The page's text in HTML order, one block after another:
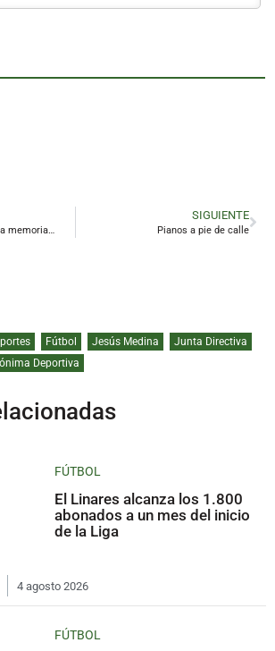
Miguel Hernández en la memoria del Teatro Cervantes
SIGUIENTE
Pianos a pie de calle
Fútbol Jesús Medina
Junta Directiva
Deportiva
FÚTBOL
El Linares alcanza los 1.800
abonados a un mes del inicio
de la Liga
4 agosto 2026
FÚTBOL